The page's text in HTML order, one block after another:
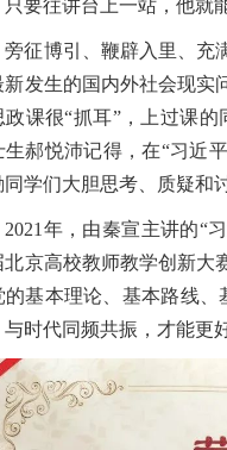
只要往讲台上一站，他就
旁征博引、鞭辟入里、充
新发生的国内外社会现实
政课很“抓耳”，上过课的
生郝悦沛记得，在“习近
同学们大胆思考、质疑和
2021年，由秦宣主讲的“
北京高校教师教学创新大
的基本理论、基本路线
与时代同频共振，才能更